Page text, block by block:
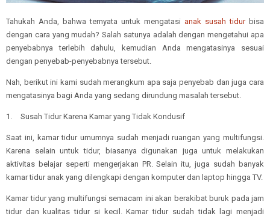
Tahukah Anda, bahwa ternyata untuk mengatasi anak susah tidurbisa
dengan cara yang mudah? Salah satunya adalah dengan mengetahui apa
penyebabnya terlebih dahulu, kemudian Anda mengatasinya sesuai
dengan penyebab-penyebabnya tersebut.
Nah, berikut ini kami sudah merangkum apa saja penyebab dan juga cara
mengatasinya bagi Anda yang sedang dirundung masalah tersebut.
1. Susah Tidur Karena Kamar yang Tidak Kondusif
Saat ini, kamar tidur umumnya sudah menjadi ruangan yang multifungsi.
Karena selain untuk tidur, biasanya digunakan juga untuk melakukan
aktivitas belajar seperti mengerjakan PR. Selain itu, juga sudah banyak
kamar tidur anak yang dilengkapi dengan komputer dan laptop hingga TV.
Kamar tidur yang multifungsi semacam ini akan berakibat buruk pada jam
tidur dan kualitas tidur si kecil. Kamar tidur sudah tidak lagi menjadi